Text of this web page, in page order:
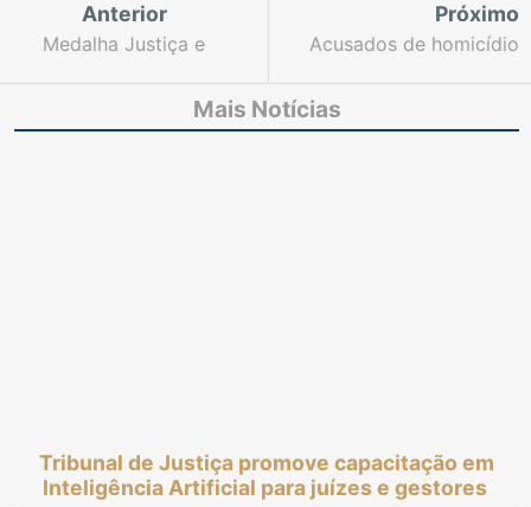
Anterior
Medalha Justiça e
ao presidente do TJCE
Próximo
Acusados de homicídio
penas somam mais de
88 anos de prisão
Mais Notícias
Tribunal de Justiça promove capacitação em
Inteligência Artificial para juízes e gestores